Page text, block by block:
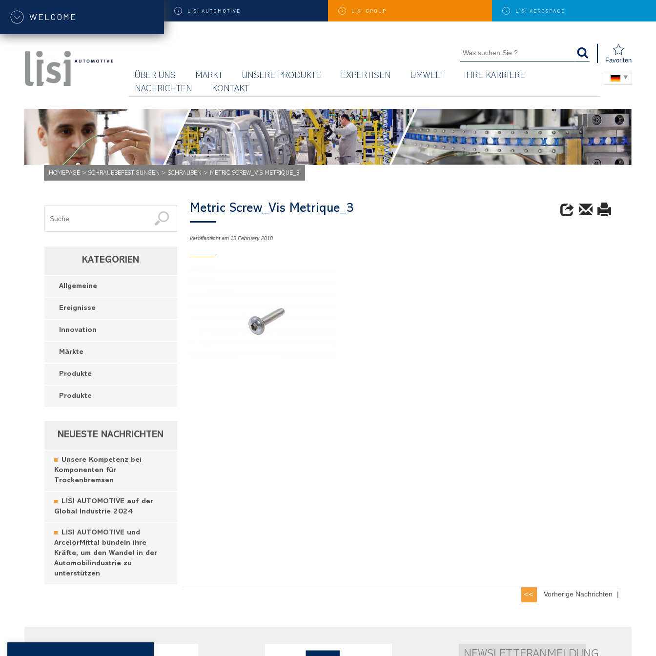
WELCOME
LISI AUTOMOTIVE LISI GROUP LISI AEROSPACE
Favoriten
ÜBER UNS MARKT UNSERE PRODUKTE EXPERTISEN UMWELT
IHRE KARRIERE
NACHRICHTEN
KONTAKT
HOMEPAGE> SCHRAUBBEFESTIGUNGEN > SCHRAUBEN > METRIC SCREW_VIS METRIQUE_3
KATEGORIEN
Allgemeine
Ereignisse
Innovation
Märkte
Produkte
Produkte
NEUESTE NACHRICHTEN
Unsere Kompetenz bei
Komponenten für
Trockenbremsen
LISI AUTOMOTIVE auf der
Global Industrie 2024
LISI AUTOMOTIVE und
ArcelorMittal bündeln ihre
Kräfte, um den Wandel in der
Automobilindustrie zu
unterstützen
Metric Screw_Vis Metrique_3
Veröffentlicht am 13 February 2018
Vorherige Nachrichten |